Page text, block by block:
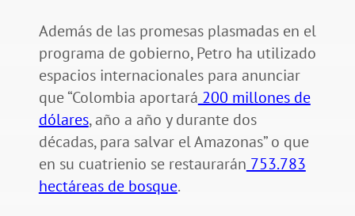
Además de las promesas plasmadas en el
programa de gobierno, Petro ha utilizado
espacios internacionales para anunciar
que “Colombia aportará 200 millones de
dólares, año a año y durante dos
décadas, para salvar el Amazonas” o que
en su cuatrienio se restaurarán 753.783
hectáreas de bosque.